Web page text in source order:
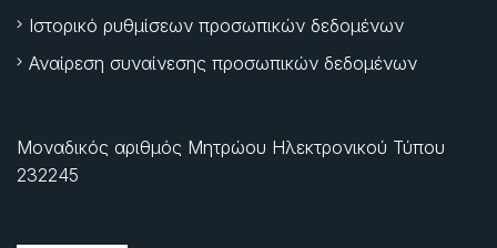
Ιστορικό ρυθμίσεων προσωπικών δεδομένων
Αναίρεση συναίνεσης προσωπικών δεδομένων
Μοναδικός αριθμός Μητρώου Ηλεκτρονικού Τύπου
232245